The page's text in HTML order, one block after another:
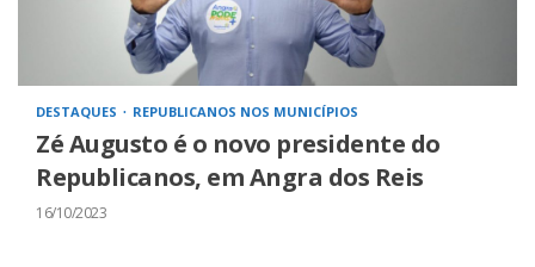
DESTAQUES REPUBLICANOS NOS MUNICÍPIOS
Zé Augusto é o novo presidente do
Republicanos, em Angra dos Reis
16/10/2023